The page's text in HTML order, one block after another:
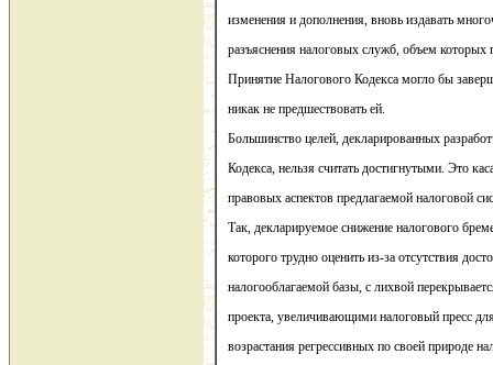
изменения и дополнения, вновь издавать
разъяснения налоговых служб, объем которых
Принятие Налогового Кодекса могло бы
никак не предшествовать ей.
Большинство целей, декларированных
Кодекса, нельзя считать достигнутыми. Это
правовых аспектов предлагаемой налоговой
Так, декларируемое снижение налогового
которого трудно оценить из-за отсутствия
налогооблагаемой базы, с лихвой
проекта, увеличивающими налоговый пресс
возрастания регрессивных по своей природе